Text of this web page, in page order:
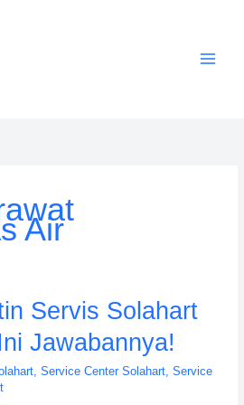
Air
Servis Solahart
Jawabannya!
, Service Center Solahart, Service